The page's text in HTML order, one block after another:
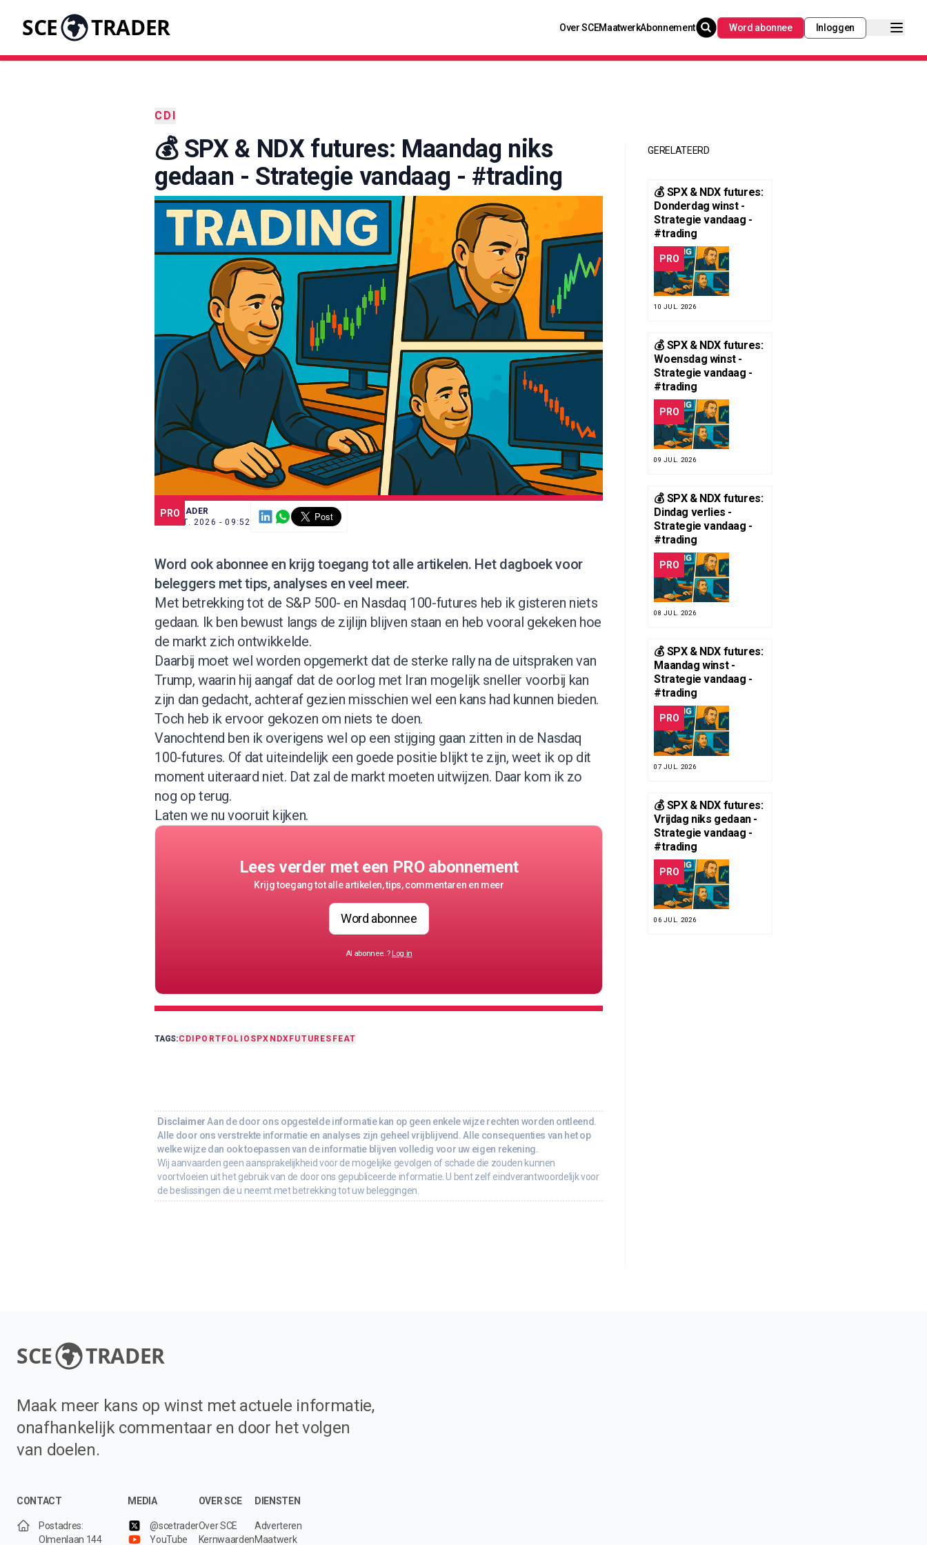
SCE TRADER Over SCEMaatwerkAbonnement Word abonnee Inloggen
CDI
💰 SPX & NDX futures: Maandag niks
gedaan - Strategie vandaag - #trading
PRO
SCE TRADER
10 MRT. 2026 - 09:52
Word ook abonneeen krijg toegang tot alle artikelen. Het dagboek voor
beleggers met tips, analyses en veel meer.
Met betrekking tot de S&P 500- en Nasdaq 100-futures heb ik gisteren niets
gedaan. Ik ben bewust langs de zijlijn blijven staan en heb vooral gekeken hoe
de markt zich ontwikkelde.
Daarbij moet wel worden opgemerkt dat de sterke rally na de uitspraken van
Trump, waarin hij aangaf dat de oorlog met Iran mogelijk sneller voorbij kan
zijn dan gedacht, achteraf gezien misschien wel een kans had kunnen bieden.
Toch heb ik ervoor gekozen om niets te doen.
Vanochtend ben ik overigens wel op een stijging gaan zitten in de Nasdaq
100-futures. Of dat uiteindelijk een goede positie blijkt te zijn, weet ik op dit
moment uiteraard niet. Dat zal de markt moeten uitwijzen. Daar kom ik zo
nog op terug.
Laten we nu vooruit kijken.
Lees verder met een PRO abonnement
Krijg toegang tot alle artikelen, tips, commentaren en meer
Word abonnee
Al abonnee..? Log in
TAGS:CDI PORTFOLIO SPX NDXFUTURES FEAT
Disclaimer Aan de door ons opgestelde informatie kan op geen enkele wijze rechten worden ontleend.
Alle door ons verstrekte informatie en analyses zijn geheel vrijblijvend. Alle consequenties van het op
welke wijze dan ook toepassen van de informatie blijven volledig voor uw eigen rekening.
Wij aanvaarden geen aansprakelijkheid voor de mogelijke gevolgen of schade die zouden kunnen
voortvloeien uit het gebruik van de door ons gepubliceerde informatie. U bent zelf eindverantwoordelijk voor
de beslissingen die u neemt met betrekking tot uw beleggingen.
GERELATEERD
💰 SPX & NDX futures:
Donderdag winst -
Strategie vandaag -
#trading
PRO
10 JUL. 2026
💰 SPX & NDX futures:
Woensdag winst -
Strategie vandaag -
#trading
PRO
09 JUL. 2026
💰 SPX & NDX futures:
Dindag verlies -
Strategie vandaag -
#trading
PRO
08 JUL. 2026
💰 SPX & NDX futures:
Maandag winst -
Strategie vandaag -
#trading
PRO
07 JUL. 2026
💰 SPX & NDX futures:
Vrijdag niks gedaan -
Strategie vandaag -
#trading
PRO
06 JUL. 2026
SCE TRADER
Maak meer kans op winst met actuele informatie,
onafhankelijk commentaar en door het volgen
van doelen.
CONTACT
Postadres:
Olmenlaan 144
MEDIA
@scetrader
YouTube
OVER SCE
Over SCE
Kernwaarden
DIENSTEN
Adverteren
Maatwerk